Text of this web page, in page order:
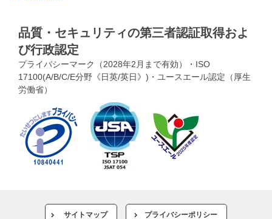
品質・セキュリティの第三者認証取得およ
び行政認定
プライバシーマーク（2028年2月まで有効）・ISO
17100(A/B/C/E分野《日英/英日》)・ユースエール認定（厚生
労働省）
サイトマップ プライバシーポリシー